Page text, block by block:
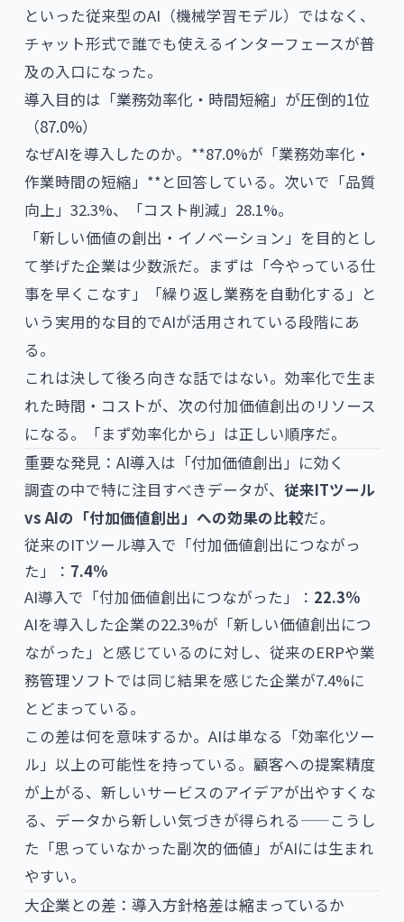
といった従来型のAI（機械学習モデル）ではなく、
チャット形式で誰でも使えるインターフェースが普
及の入口になった。
導入目的は「業務効率化・時間短縮」が圧倒的1位
（87.0%）
なぜAIを導入したのか。**87.0%が「業務効率化・
作業時間の短縮」**と回答している。次いで「品質
向上」32.3%、「コスト削減」28.1%。
「新しい価値の創出・イノベーション」を目的とし
て挙げた企業は少数派だ。まずは「今やっている仕
事を早くこなす」「繰り返し業務を自動化する」と
いう実用的な目的でAIが活用されている段階にあ
る。
これは決して後ろ向きな話ではない。効率化で生ま
れた時間・コストが、次の付加価値創出のリソース
になる。「まず効率化から」は正しい順序だ。
重要な発見：AI導入は「付加価値創出」に効く
調査の中で特に注目すべきデータが、 従来ITツール
vs AIの「付加価値創出」への効果の比較だ。
従来のITツール導入で「付加価値創出につながっ
た」： 7.4%
AI導入で「付加価値創出につながった」： 22.3%
AIを導入した企業の22.3%が「新しい価値創出につ
ながった」と感じているのに対し、従来のERPや業
務管理ソフトでは同じ結果を感じた企業が7.4%に
とどまっている。
この差は何を意味するか。AIは単なる「効率化ツー
ル」以上の可能性を持っている。顧客への提案精度
が上がる、新しいサービスのアイデアが出やすくな
る、データから新しい気づきが得られる——こうし
た「思っていなかった副次的価値」がAIには生まれ
やすい。
大企業との差：導入方針格差は縮まっているか